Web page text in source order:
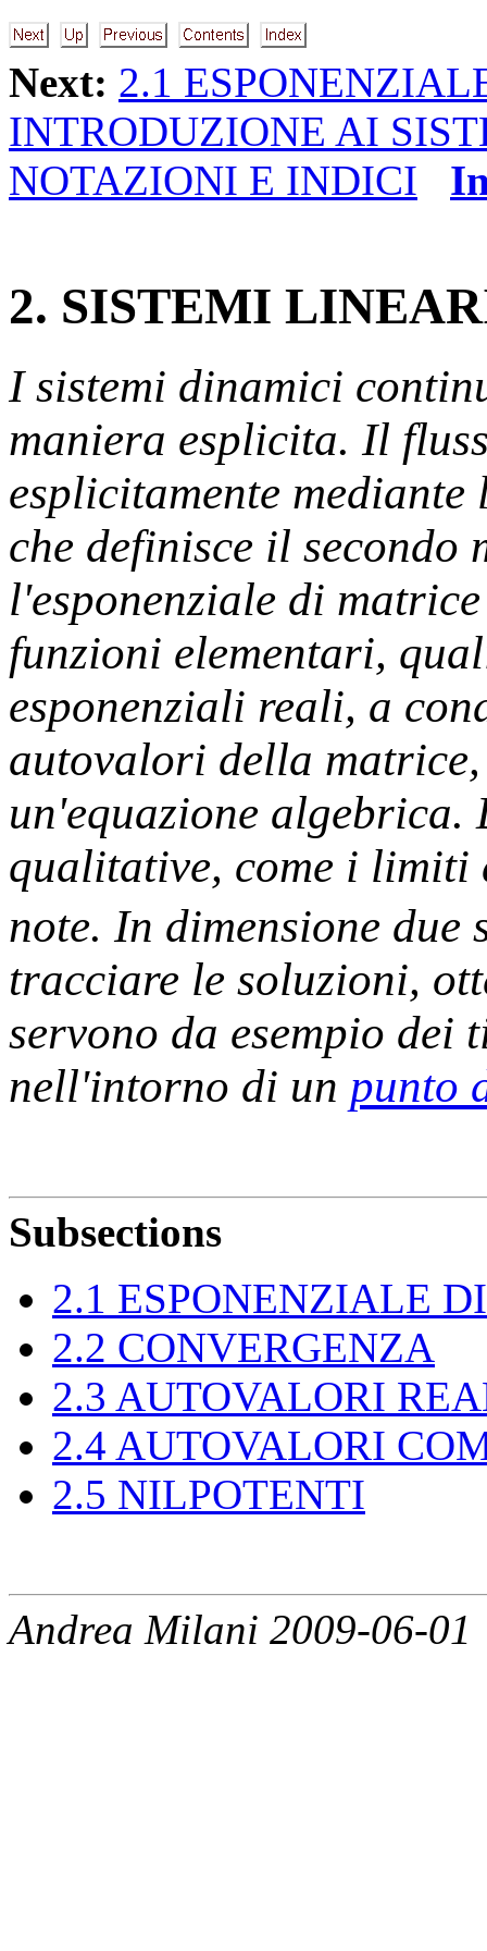
Next: 2.1
INTRODUZIONE AI
NOTAZIONI E INDICI
2. SISTEMI
I sistemi dinamici
maniera esplicita. Il
esplicitamente
che definisce il secondo
l'esponenziale di
funzioni elementari,
esponenziali reali, a
autovalori della
un'equazione algebrica.
qualitative, come i
note. In dimensione due
tracciare le soluzioni,
servono da esempio dei
nell'intorno di un punto
Subsections
2.1 ESPONENZIALE
2.2 CONVERGENZA
2.3 AUTOVALORI
2.4 AUTOVALORI
2.5 NILPOTENTI
Andrea Milani 2009-06-01